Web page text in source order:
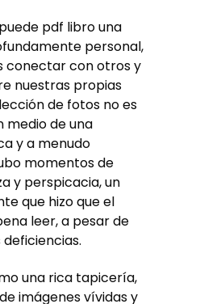
pdf libro una
personal,
conectar con otros y
nuestras propias
de fotos no es
medio de una
y a menudo
momentos de
y perspicacia, un
que hizo que el
leer, a pesar de
una rica tapicería,
imágenes vívidas y